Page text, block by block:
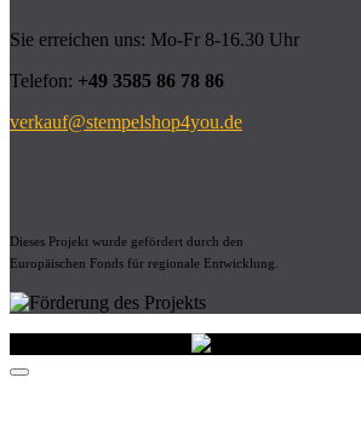
Sie erreichen uns: Mo-Fr 8-16.30 Uhr
Telefon: +49 3585 86 78 86
verkauf@stempelshop4you.de
Dieses Projekt wurde gefördert durch den
Europäischen Fonds für regionale Entwicklung.